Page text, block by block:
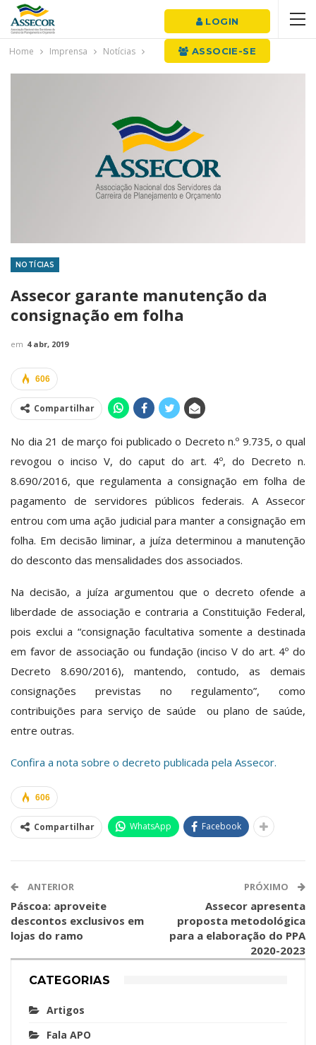
LOGIN
ASSOCIE-SE
Home Imprensa Notícias
NOTÍCIAS
Assecor garante manutenção da
consignação em folha
em 4 abr, 2019
606
Compartilhar
No dia 21 de março foi publicado o Decreto n.º 9.735, o qual
revogou o inciso V, do caput do art. 4º, do Decreto n.
8.690/2016, que regulamenta a consignação em folha de
pagamento de servidores públicos federais. A Assecor
entrou com uma ação judicial para manter a consignação em
folha. Em decisão liminar, a juíza determinou a manutenção
do desconto das mensalidades dos associados.
Na decisão, a juíza argumentou que o decreto ofende a
liberdade de associação e contraria a Constituição Federal,
pois exclui a “consignação facultativa somente a destinada
em favor de associação ou fundação (inciso V do art. 4º do
Decreto 8.690/2016), mantendo, contudo, as demais
consignações previstas no regulamento”, como
contribuições para serviço de saúde ou plano de saúde,
entre outras.
Confira a nota sobre o decreto publicada pela Assecor.
606
Compartilhar WhatsApp Facebook
ANTERIOR
Páscoa: aproveite
descontos exclusivos em
lojas do ramo
PRÓXIMO
Assecor apresenta
proposta metodológica
para a elaboração do PPA
2020-2023
CATEGORIAS
Artigos
Fala APO